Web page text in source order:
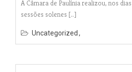
A Câmara de Paulínia realizou, nos
sessões solenes […]
Uncategorized